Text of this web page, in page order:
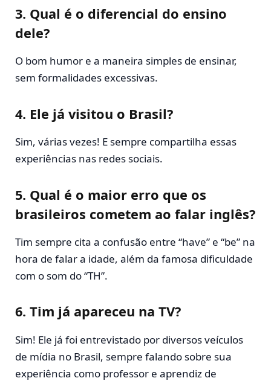
3. Qual é o diferencial do ensino
dele?
O bom humor e a maneira simples de ensinar,
sem formalidades excessivas.
4. Ele já visitou o Brasil?
Sim, várias vezes! E sempre compartilha essas
experiências nas redes sociais.
5. Qual é o maior erro que os
brasileiros cometem ao falar inglês?
Tim sempre cita a confusão entre “have” e “be” na
hora de falar a idade, além da famosa dificuldade
com o som do “TH”.
6. Tim já apareceu na TV?
Sim! Ele já foi entrevistado por diversos veículos
de mídia no Brasil, sempre falando sobre sua
experiência como professor e aprendiz de